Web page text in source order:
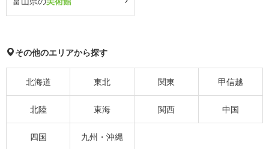
その他のエリアから探す
北海道 東北 関東 甲信越
北陸 東海 関西 中国
四国 九州・沖縄